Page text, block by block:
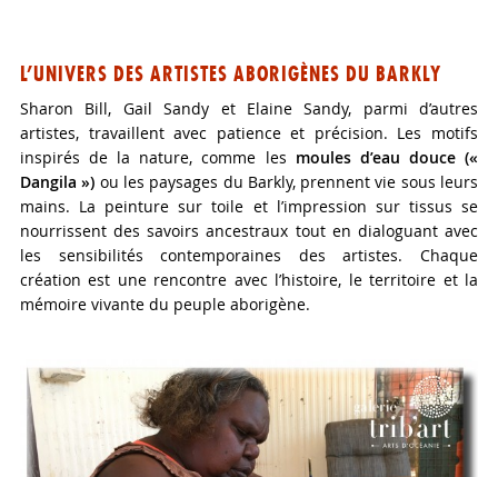
L’UNIVERS DES ARTISTES ABORIGÈNES DU BARKLY
Sharon Bill, Gail Sandy et Elaine Sandy, parmi d’autres
artistes, travaillent avec patience et précision. Les motifs
inspirés de la nature, comme les moules d’eau douce («
Dangila ») ou les paysages du Barkly, prennent vie sous leurs
mains. La peinture sur toile et l’impression sur tissus se
nourrissent des savoirs ancestraux tout en dialoguant avec
les sensibilités contemporaines des artistes. Chaque
création est une rencontre avec l’histoire, le territoire et la
mémoire vivante du peuple aborigène.